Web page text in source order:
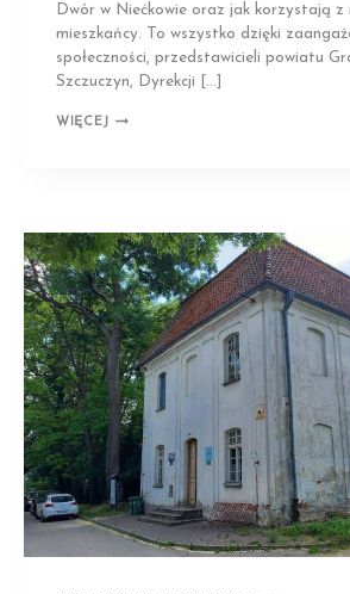
Dwór w Niećkowie oraz jak korzystają z
mieszkańcy. To wszystko dzięki
społeczności, przedstawicieli powiatu
Szczuczyn, Dyrekcji […]
WIĘCEJ NIEĆKOWO